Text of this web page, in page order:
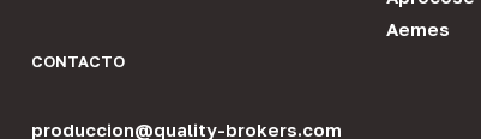
Aemes
CONTACTO
produccion@quality-brokers.com